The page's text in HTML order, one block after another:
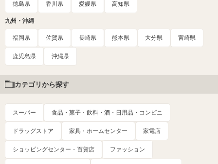
徳島県 香川県 愛媛県 高知県
九州・沖縄
福岡県 佐賀県 長崎県 熊本県 大分県 宮崎県
鹿児島県 沖縄県
カテゴリから探す
スーパー 食品・菓子・飲料・酒・日用品・コンビニ
ドラッグストア 家具・ホームセンター 家電店
ショッピングセンター・百貨店 ファッション